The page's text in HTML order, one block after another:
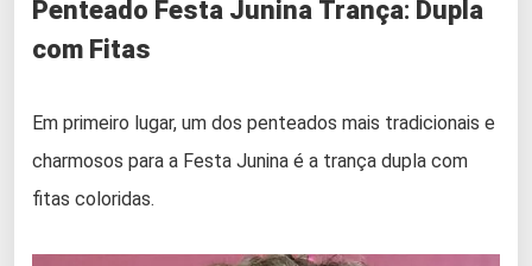
Penteado Festa Junina Trança: Dupla
com Fitas
Em primeiro lugar, um dos penteados mais tradicionais e
charmosos para a Festa Junina é a trança dupla com
fitas coloridas.